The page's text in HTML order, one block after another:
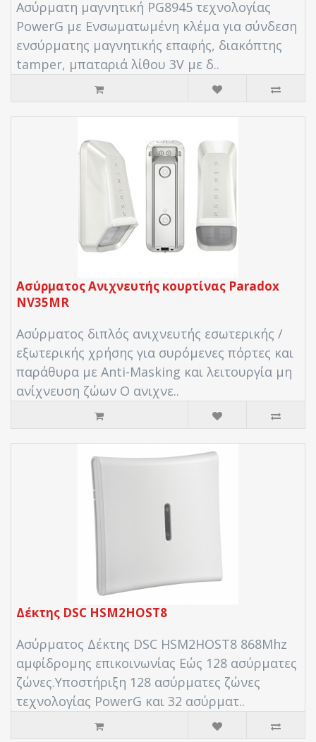
Ασύρματη μαγνητική PG8945 τεχνολογίας
PowerG με Ενσωματωμένη κλέμα για σύνδεση
ενσύρματης μαγνητικής επαφής, διακόπτης
tamper, μπαταριά λίθου 3V με δ..
Ασύρματος Ανιχνευτής κουρτίνας Paradox
NV35MR
Ασύρματος διπλός ανιχνευτής εσωτερικής /
εξωτερικής χρήσης για συρόμενες πόρτες και
παράθυρα με Anti-Masking και λειτουργία μη
ανίχνευση ζώων Ο ανιχνε..
Δέκτης DSC HSM2HOST8
Ασύρματος Δέκτης DSC HSM2HOST8 868Mhz
αμφίδρομης επικοινωνίας Εώς 128 ασύρματες
ζώνες.Υποστήριξη 128 ασύρματες ζώνες
τεχνολογίας PowerG και 32 ασύρματ..